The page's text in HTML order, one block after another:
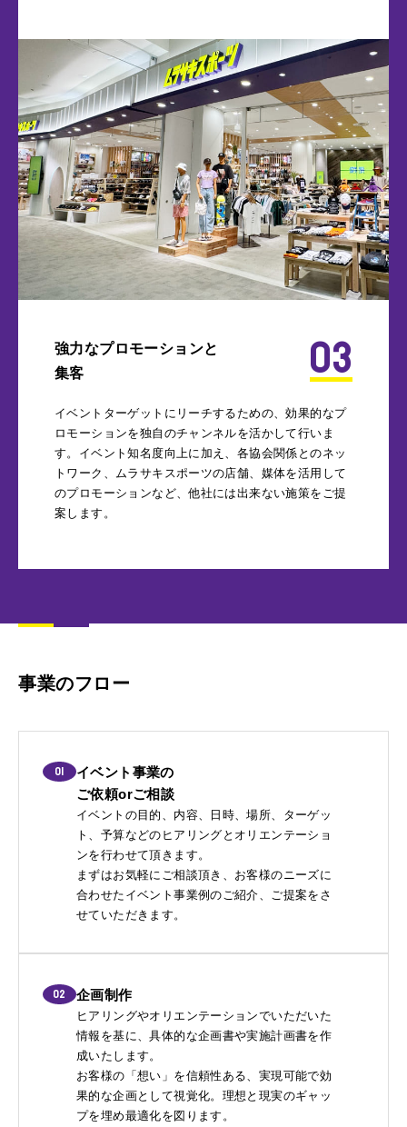
03
強力なプロモーションと
集客
イベントターゲットにリーチするための、効果的なプ
ロモーションを独自のチャンネルを活かして行いま
す。イベント知名度向上に加え、各協会関係とのネッ
トワーク、ムラサキスポーツの店舗、媒体を活用して
のプロモーションなど、他社には出来ない施策をご提
案します。
事業のフロー
01
イベント事業の
ご依頼orご相談
イベントの目的、内容、日時、場所、ターゲッ
ト、予算などのヒアリングとオリエンテーショ
ンを行わせて頂きます。
まずはお気軽にご相談頂き、お客様のニーズに
合わせたイベント事業例のご紹介、ご提案をさ
せていただきます。
02 企画制作
ヒアリングやオリエンテーションでいただいた
情報を基に、具体的な企画書や実施計画書を作
成いたします。
お客様の「想い」を信頼性ある、実現可能で効
果的な企画として視覚化。理想と現実のギャッ
プを埋め最適化を図ります。